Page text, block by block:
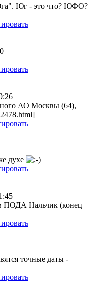
Юг - это что? ЮФО?
о АО Москвы (64),
духе
ПОДА Нальчик (конец
точные даты -